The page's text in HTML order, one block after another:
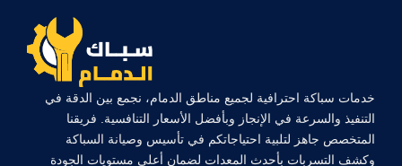
خدمات سباكة احترافية لجميع مناطق الدمام، نجمع بين الدقة في
التنفيذ والسرعة في الإنجاز وبأفضل الأسعار التنافسية. فريقنا
المتخصص جاهز لتلبية احتياجاتكم في تأسيس وصيانة السباكة
وكشف التسربات بأحدث المعدات لضمان أعلى مستويات الجودة